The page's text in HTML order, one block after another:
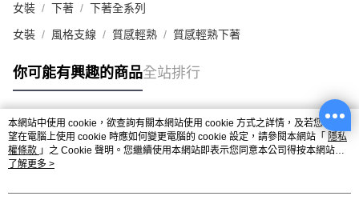
女裝 下著 下著全系列
女裝 風格支線 質感輕熟 質感輕熟下著
你可能有興趣的商品全站排行
熱門標籤
本網站中使用 cookie，欲查詢有關本網站使用 cookie 方式之詳情，及若您不希
望在電腦上使用 cookie 時應如何變更電腦的 cookie 設定，請參閱本網站「 隱私
權條款 」之 Cookie 聲明。您繼續使用本網站即表示您同意本公司得按本網站使
用條款之 Cookie 聲明使用 cookie。
了解更多 >